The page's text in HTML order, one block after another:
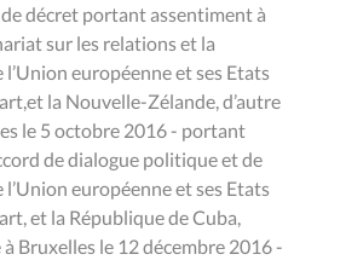
décret portant assentiment à
sur les relations et la
européenne et ses Etats
la Nouvelle-Zélande, d’autre
le 5 octobre 2016 - portant
de dialogue politique et de
européenne et ses Etats
et la République de Cuba,
à Bruxelles le 12 décembre 2016 -